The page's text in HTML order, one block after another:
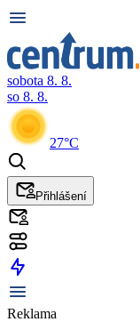
sobota 8. 8.
so 8. 8.
27°C
Přihlášení
Reklama